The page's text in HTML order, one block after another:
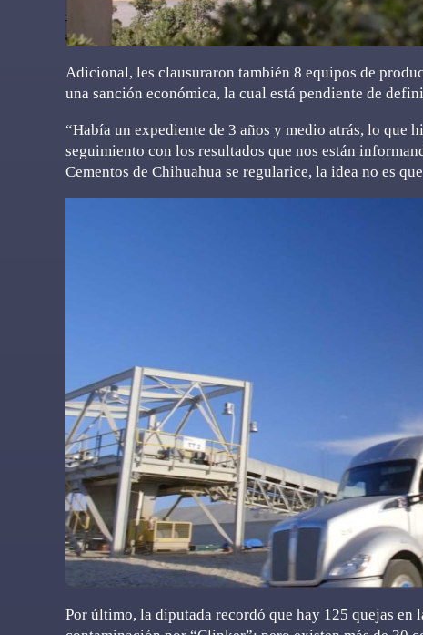
Adicional, les clausuraron también 8 equipos de
una sanción económica, la cual está pendiente de
“Había un expediente de 3 años y medio atrás, lo que
seguimiento con los resultados que nos están
Cementos de Chihuahua se regularice, la idea no es
Por último, la diputada recordó que hay 125 quejas